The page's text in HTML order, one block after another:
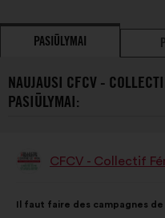
PASIŪLYMAI
NAUJAUSI CFCV -
PASIŪLYMAI:
Pasiūlymas:CFCV - Collectif
turinys:
Il faut faire des campagnes
pasiskirstė